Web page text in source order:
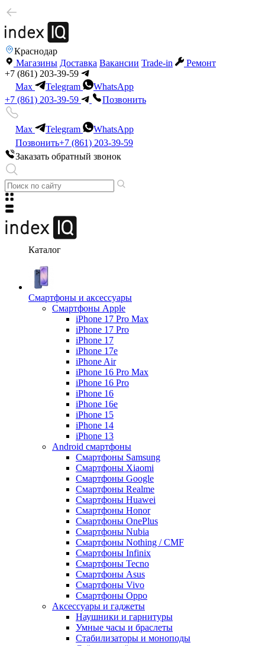
Краснодар
Магазины Доставка Вакансии Trade-in
Ремонт
+7 (861) 203-39-59
Max
Telegram
WhatsApp
+7 (861) 203-39-59
Позвонить
Max Telegram
WhatsApp
Позвонить+7 (861) 203-39-59
Заказать обратный звонок
Каталог
Смартфоны и аксессуары
Смартфоны Apple
iPhone 17 Pro Max
iPhone 17 Pro
iPhone 17
iPhone 17e
iPhone Air
iPhone 16 Pro Max
iPhone 16 Pro
iPhone 16
iPhone 16e
iPhone 15
iPhone 14
iPhone 13
Android cмартфоны
Смартфоны Samsung
Смартфоны Xiaomi
Смартфоны Google
Смартфоны Realme
Смартфоны Huawei
Смартфоны Honor
Смартфоны OnePlus
Смартфоны Nubia
Смартфоны Nothing / CMF
Смартфоны Infinix
Смартфоны Tecno
Смартфоны Asus
Смартфоны Vivo
Смартфоны Oppo
Аксессуары и гаджеты
Наушники и гарнитуры
Умные часы и браслеты
Стабилизаторы и моноподы